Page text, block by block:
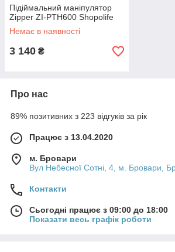
Підіймальний маніпулятор
Zipper ZI-PTH600 Shopolife
Немає в наявності
3 140 ₴
Про нас
89% позитивних з 223 відгуків за рік
Працює з 13.04.2020
м. Бровари
Вул Небесної Сотні, 4, м. Бровари,
Контакти
Сьогодні працює з 09:00 до 18:00
Показати весь графік роботи